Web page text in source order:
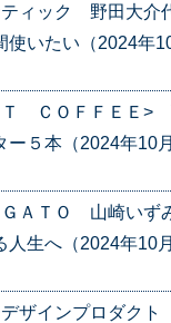
ィック 野田大介
使いたい（2024年
Ｔ ＣＯＦＦＥＥ>
ー５本（2024年10
ＡＴＯ 山崎いず
人生へ（2024年10
ザインプロダク